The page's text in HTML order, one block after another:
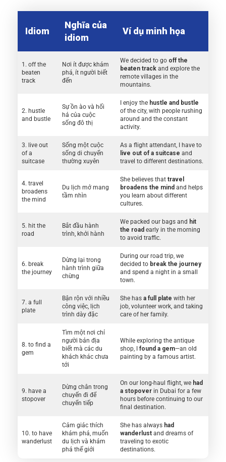
Idiom
Nghĩa của
idiom
Ví dụ minh họa
1. off the
beaten
track
Nơi ít được khám
phá, ít người biết
đến
We decided to go off the
beaten track and explore the
remote villages in the
mountains.
2. hustle
and bustle
Sự ồn ào và hối
hả của cuộc
sống đô thị
I enjoy the hustle and bustle
of the city, with people rushing
around and the constant
activity.
3. live out
of a
suitcase
Sống một cuộc
sống di chuyển
thường xuyên
As a flight attendant, I have to
live out of a suitcase and
travel to different destinations.
4. travel
broadens
the mind
Du lịch mở mang
tầm nhìn
She believes that travel
broadens the mind and helps
you learn about different
cultures.
5. hit the
road
Bắt đầu hành
trình, khởi hành
We packed our bags and hit
the road early in the morning
to avoid traffic.
6. break
the journey
Dừng lại trong
hành trình giữa
chừng
During our road trip, we
decided to break the journey
and spend a night in a small
town.
7. a full
plate
Bận rộn với nhiều
công việc, lịch
trình dày đặc
She has a full plate with her
job, volunteer work, and taking
care of her family.
8. to find a
gem
Tìm một nơi chỉ
người bản địa
biết mà các du
khách khác chưa
tới
While exploring the antique
shop, I found a gem—an old
painting by a famous artist.
9. have a
stopover
Dừng chân trong
chuyến đi để
chuyển tiếp
On our long-haul flight, we had
a stopover in Dubai for a few
hours before continuing to our
final destination.
10. to have
wanderlust
Cảm giác thích
khám phá, muốn
du lịch và khám
phá thế giới
She has always had
wanderlust and dreams of
traveling to exotic
destinations.